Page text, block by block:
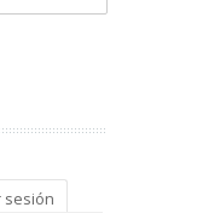
sesión